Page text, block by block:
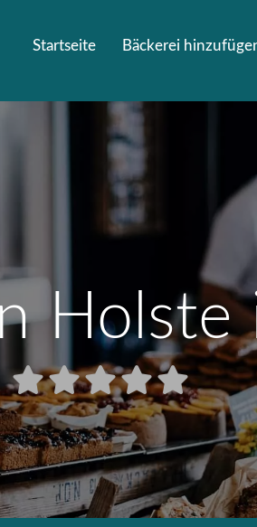
Startseite Bäckerei